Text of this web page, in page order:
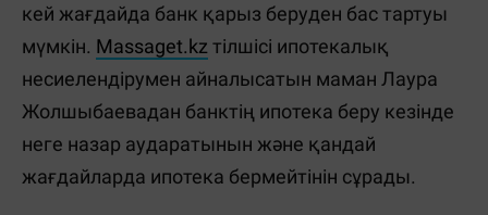
кей жағдайда банк қарыз беруден бас тартуы
мүмкін. Massaget.kz тілшісі ипотекалық
несиелендірумен айналысатын маман Лаура
Жолшыбаевадан банктің ипотека беру кезінде
неге назар аударатынын және қандай
жағдайларда ипотека бермейтінін сұрады.